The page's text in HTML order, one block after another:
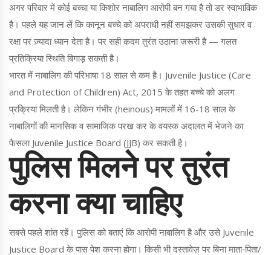
अगर परिवार में कोई बच्चा या किशोर नाबालिग आरोपी बन गया है तो डर स्वाभाविक
है। पहले यह जान लें कि कानून बच्चे को अपराधी नहीं समझकर उसकी सुधार व
रक्षा पर ज़्यादा ध्यान देता है। पर सही कदम तुरंत उठाना ज़रूरी है — गलत
प्रतिक्रिया स्थिति बिगाड़ सकती है।
भारत में नाबालिग की परिभाषा 18 साल से कम है। Juvenile Justice (Care
and Protection of Children) Act, 2015 के तहत बच्चे को अलग
प्रक्रिया मिलती है। लेकिन गंभीर (heinous) मामलों में 16-18 साल के
नाबालिगों की मानसिक व सामाजिक परख कर के वयस्क अदालत में भेजने का
फैसला Juvenile Justice Board (JJB) कर सकती है।
पुलिस मिलने पर तुरंत
करना क्या चाहिए
सबसे पहले शांत रहें। पुलिस को बताएं कि आरोपी नाबालिग है और उसे Juvenile
Justice Board के पास पेश करना होगा। किसी भी दस्तावेज़ पर बिना माता‑पिता/